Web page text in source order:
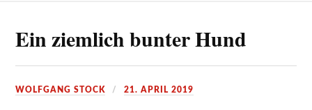
Ein ziemlich bunter Hund
WOLFGANG STOCK 21. APRIL 2019